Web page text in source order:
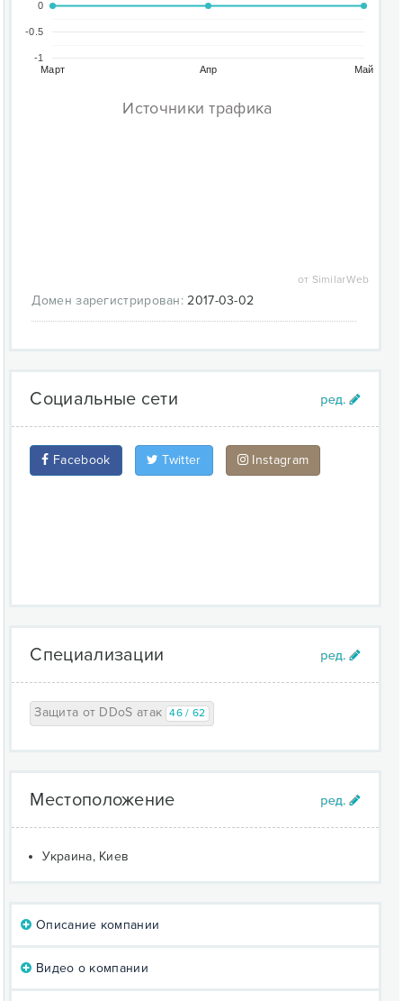
Март Апр Май
-1
-0.5
0
Источники трафика
от SimilarWeb
Домен зарегистрирован: 2017-03-02
Социальные сети
Facebook Twitter Instagram
Специализации
Защита от DDoS атак 46 / 62
Местоположение
Украина, Киев
Описание компании
Видео о компании